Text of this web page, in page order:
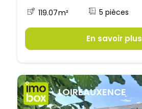
119.07m² 5
En savoir plus
LOIREAUXENCE